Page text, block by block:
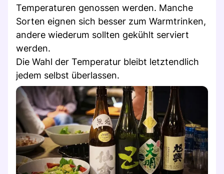
Temperaturen genossen werden. Manche
Sorten eignen sich besser zum Warmtrinken,
andere wiederum sollten gekühlt serviert
werden.
Die Wahl der Temperatur bleibt letztendlich
jedem selbst überlassen.